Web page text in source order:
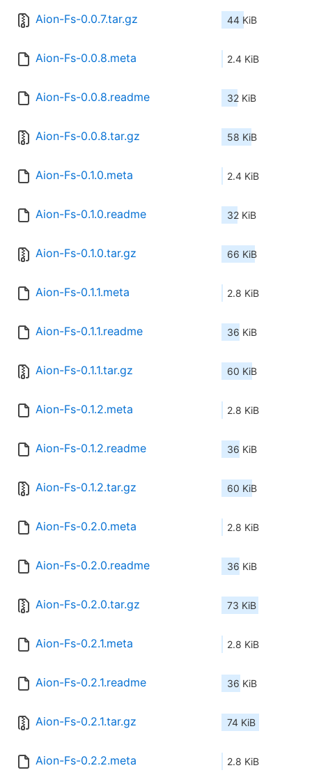
Aion-Fs-0.0.7.tar.gz 44 KiB
Aion-Fs-0.0.8.meta 2.4 KiB
Aion-Fs-0.0.8.readme 32 KiB
Aion-Fs-0.0.8.tar.gz 58 KiB
Aion-Fs-0.1.0.meta 2.4 KiB
Aion-Fs-0.1.0.readme 32 KiB
Aion-Fs-0.1.0.tar.gz 66 KiB
Aion-Fs-0.1.1.meta 2.8 KiB
Aion-Fs-0.1.1.readme 36 KiB
Aion-Fs-0.1.1.tar.gz 60 KiB
Aion-Fs-0.1.2.meta 2.8 KiB
Aion-Fs-0.1.2.readme 36 KiB
Aion-Fs-0.1.2.tar.gz 60 KiB
Aion-Fs-0.2.0.meta 2.8 KiB
Aion-Fs-0.2.0.readme 36 KiB
Aion-Fs-0.2.0.tar.gz 73 KiB
Aion-Fs-0.2.1.meta 2.8 KiB
Aion-Fs-0.2.1.readme 36 KiB
Aion-Fs-0.2.1.tar.gz 74 KiB
Aion-Fs-0.2.2.meta 2.8 KiB